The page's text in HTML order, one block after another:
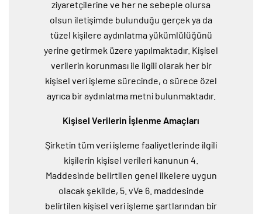
ziyaretçilerine ve her ne sebeple olursa
olsun iletişimde bulunduğu gerçek ya da
tüzel kişilere aydınlatma yükümlülüğünü
yerine getirmek üzere yapılmaktadır. Kişisel
verilerin korunması ile ilgili olarak her bir
kişisel veri işleme sürecinde, o sürece özel
ayrıca bir aydınlatma metni bulunmaktadır.
Kişisel Verilerin İşlenme Amaçları
Şirketin tüm veri işleme faaliyetlerinde ilgili
kişilerin kişisel verileri kanunun 4.
Maddesinde belirtilen genel ilkelere uygun
olacak şekilde, 5. vVe 6. maddesinde
belirtilen kişisel veri işleme şartlarından bir